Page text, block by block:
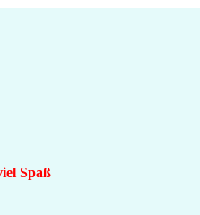
Spaß